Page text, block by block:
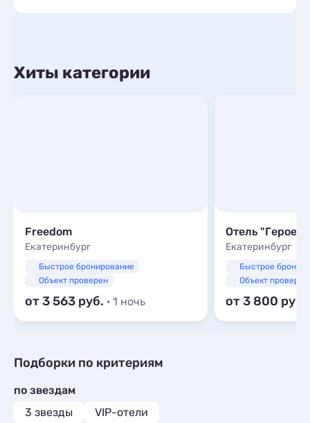
Хиты категории
Freedom
Екатеринбург
Быстрое бронирование
Объект проверен
от 3 563 · 1 ночь
Отель "Героев
Екатеринбург
Быстрое
Объект проверен
от 3 800
Подборки по критериям
по звездам
3 звезды
VIP-отели